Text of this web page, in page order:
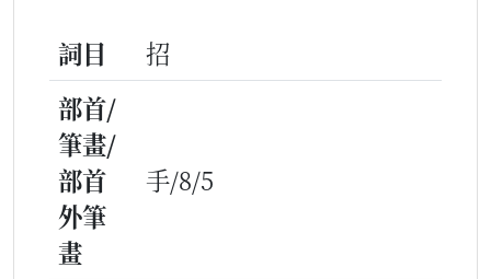
詞目
招
部首/
筆畫/
部首
外筆
畫
手/8/5